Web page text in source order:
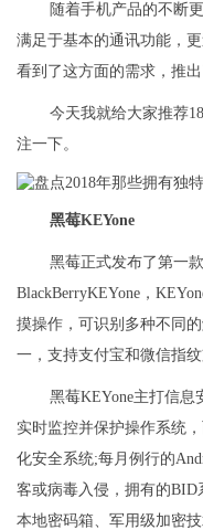
随着手机产品的不断
满足于基本的通讯功能，
看到了这方面的需求，推
今天我就给大家推荐
注一下。
黑莓KEYone
黑莓正式发布了第一
BlackBerryKEYone，
摸操作，可识别多种不同
一，支持支付宝和微信指纹
黑莓KEYone主打信
实时监控并保护操作系统
化安全系统;每月例行的
客或病毒入侵，拥有的BID
本地密码箱、军用级加密技